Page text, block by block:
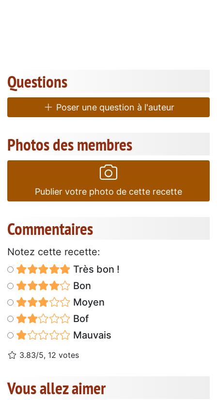
Questions
Poser une question à l'auteur
Photos des membres
Publier votre photo de cette recette
Commentaires
Notez cette recette:
Très bon !
Bon
Moyen
Bof
Mauvais
3.83/5, 12 votes
Vous allez aimer